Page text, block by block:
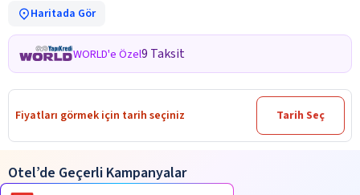
Haritada Gör
WORLD'e Özel9 Taksit
Fiyatları görmek için tarih seçiniz Tarih Seç
Otel’de Geçerli Kampanyalar